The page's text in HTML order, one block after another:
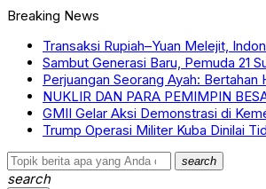
Breaking News
Transaksi Rupiah–Yuan Melejit,
Sambut Generasi Baru, Pemuda 21
Perjuangan Seorang Ayah:
NUKLIR DAN PARA PEMIMPIN
GMII Gelar Aksi Demonstrasi di
Trump Operasi Militer Kuba Dinilai
search
search